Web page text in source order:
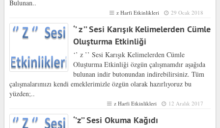
Bulunan..
z Harfi Etkinlikleri 29 Ocak 2018
‘’ z ’’ Sesi Karışık Kelimelerden Cümle
Oluşturma Etkinliği
‘’ z ’’ Sesi Karışık Kelimelerden Cümle
Oluşturma Etkinliği özgün çalışmamdır aşağıda
bulunan indir butonundan indirebilirsiniz. Tüm
çalışmalarımızı kendi emeklerimizle özgün olarak hazırlıyoruz bu
yüzden;..
z Harfi Etkinlikleri 12 Aralık 2017
‘’z’’ Sesi Okuma Kağıdı